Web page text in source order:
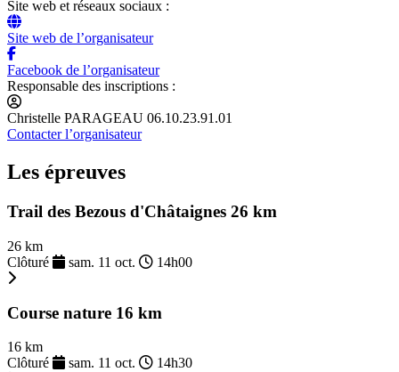
Site web et réseaux sociaux :
Site web de l’organisateur
Facebook de l’organisateur
Responsable des inscriptions :
Christelle PARAGEAU 06.10.23.91.01
Contacter l’organisateur
Les épreuves
Trail des Bezous d'Châtaignes 26 km
26 km
Clôturé
sam. 11 oct. 14h00
Course nature 16 km
16 km
Clôturé
sam. 11 oct. 14h30